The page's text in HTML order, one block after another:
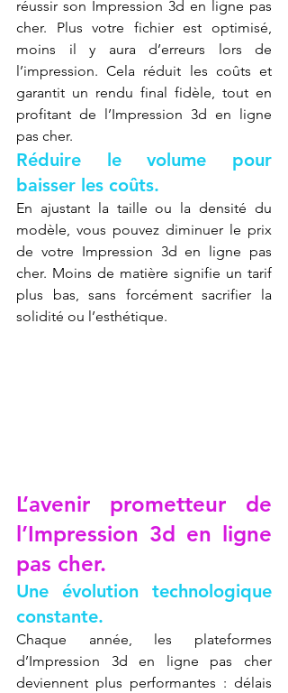
réussir son Impression 3d en ligne pas
cher. Plus votre fichier est optimisé,
moins il y aura d’erreurs lors de
l’impression. Cela réduit les coûts et
garantit un rendu final fidèle, tout en
profitant de l’Impression 3d en ligne
pas cher.
Réduire le volume pour
baisser les coûts.
En ajustant la taille ou la densité du
modèle, vous pouvez diminuer le prix
de votre Impression 3d en ligne pas
cher. Moins de matière signifie un tarif
plus bas, sans forcément sacrifier la
solidité ou l’esthétique.
L’avenir prometteur de
l’Impression 3d en ligne
pas cher.
Une évolution technologique
constante.
Chaque année, les plateformes
d’Impression 3d en ligne pas cher
deviennent plus performantes : délais